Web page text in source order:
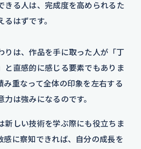
きる人は、完成度を高められるた
はずです。
りは、作品を手に取った人が「丁
と直感的に感じる要素でもありま
み重なって全体の印象を左右する
は強みになるのです。
新しい技術を学ぶ際にも役立ちま
感に察知できれば、自分の成長を